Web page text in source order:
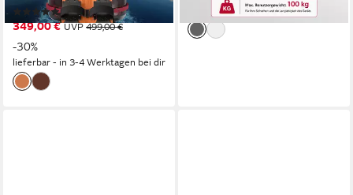
(17)
349,00 € UVP 499,00 €
-30%
lieferbar - in 3-4 Werktagen bei dir
lieferbar - in 2-3 Werktagen bei dir